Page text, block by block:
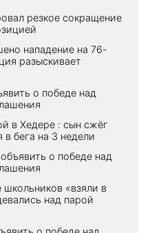
резкое сокращение
нападение на 76-
разыскивает
о победе над
в Хедере : сын сжёг
в бега на 3 недели
о победе над
«взяли в
над парой